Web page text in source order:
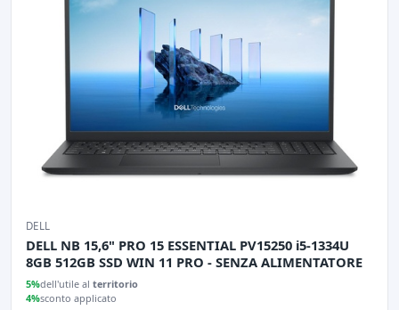
DELL
DELL NB 15,6" PRO 15 ESSENTIAL PV15250 i5-1334U
8GB 512GB SSD WIN 11 PRO - SENZA ALIMENTATORE
5%dell'utile al territorio
4%sconto applicato